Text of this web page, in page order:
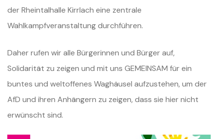
der Rheintalhalle Kirrlach eine zentrale
Wahlkampfveranstaltung durchführen.
Daher rufen wir alle Bürgerinnen und Bürger auf,
Solidarität zu zeigen und mit uns GEMEINSAM für ein
buntes und weltoffenes Waghäusel aufzustehen, um der
AfD und ihren Anhängern zu zeigen, dass sie hier nicht
erwünscht sind.